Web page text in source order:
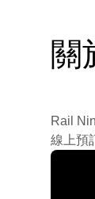
關
Rail
線上預